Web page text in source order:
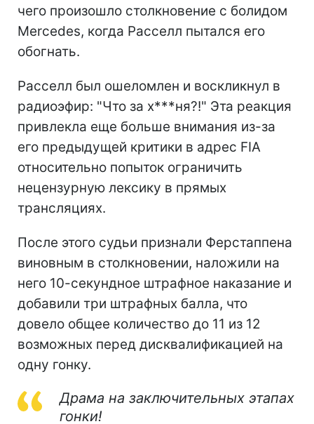
чего произошло столкновение с болидом
Mercedes, когда Расселл пытался его
обогнать.
Расселл был ошеломлен и воскликнул в
радиоэфир: "Что за х***ня?!" Эта реакция
привлекла еще больше внимания из-за
его предыдущей критики в адрес FIA
относительно попыток ограничить
нецензурную лексику в прямых
трансляциях.
После этого судьи признали Ферстаппена
виновным в столкновении, наложили на
него 10-секундное штрафное наказание и
добавили три штрафных балла, что
довело общее количество до 11 из 12
возможных перед дисквалификацией на
одну гонку.
Драма на заключительных этапах
гонки!